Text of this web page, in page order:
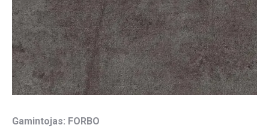
Gamintojas: FORBO